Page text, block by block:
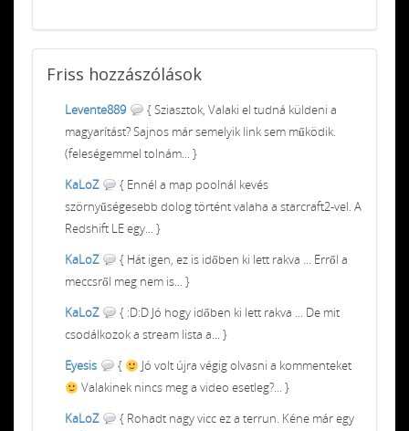
Friss hozzászólások
Levente889
{ Sziasztok, Valaki el tudná küldeni a
magyarítást? Sajnos már semelyik link sem működik.
(feleségemmel tolnám... }
KaLoZ
{ Ennél a map poolnál kevés
szörnyűségesebb dolog történt valaha a starcraft2-vel. A
Redshift LE egy... }
KaLoZ
{ Hát igen, ez is időben ki lett rakva ... Erről a
meccsről meg nem is... }
KaLoZ
{ :D:D Jó hogy időben ki lett rakva ... De mit
csodálkozok a stream lista a... }
Eyesis
{
Jó volt újra végig olvasni a kommenteket
Valakinek nincs meg a video esetleg?... }
KaLoZ
{ Rohadt nagy vicc ez a terrun. Kéne már egy